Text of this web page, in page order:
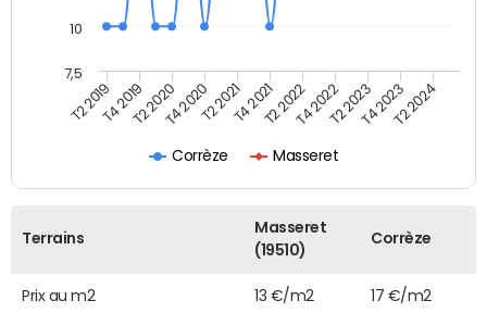
Corrèze Masseret
T2 2019T4 2019T2 2020T4 2020T2 2021T4 2021T2 2022T4 2022T2 2023T4 2023T2 2024
7,5
10
Terrains
Masseret
(19510)
Corrèze
Prix au m2 13 €/m2 17 €/m2